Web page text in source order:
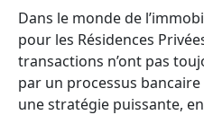
marché
immobilier
des
RPA
Dans le monde de
pour les Résidences
transactions n’ont pas
par un processus
une stratégie puissante,